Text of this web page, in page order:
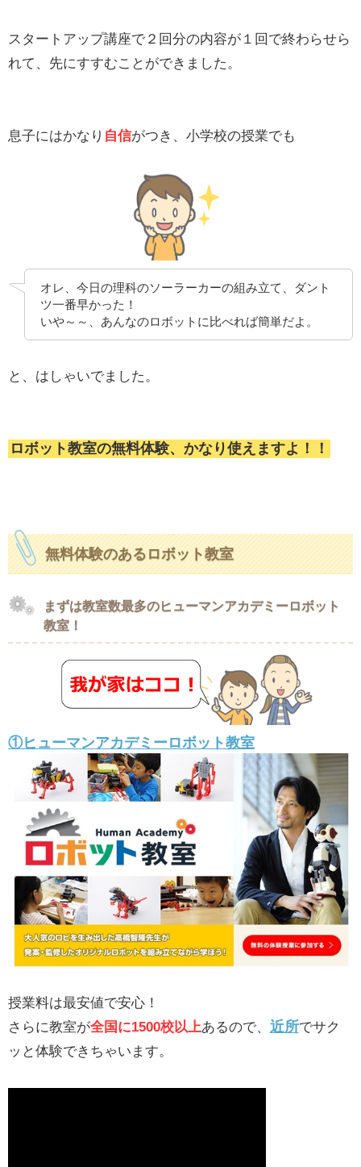
スタートアップ講座で２回分の内容が１回で終わらせら
れて、先にすすむことができました。
息子にはかなり 自信がつき、小学校の授業でも
オレ、今日の理科のソーラーカーの組み立て、ダント
ツ一番早かった！
いや～～、あんなのロボットに比べれば簡単だよ。
と、はしゃいでました。
ロボット教室の無料体験、かなり使えますよ！！
無料体験のあるロボット教室
まずは教室数最多のヒューマンアカデミーロボット
教室！
①ヒューマンアカデミーロボット教室
授業料は最安値で安心！
さらに教室が全国に1500校以上あるので、 近所でサク
ッと体験できちゃいます。